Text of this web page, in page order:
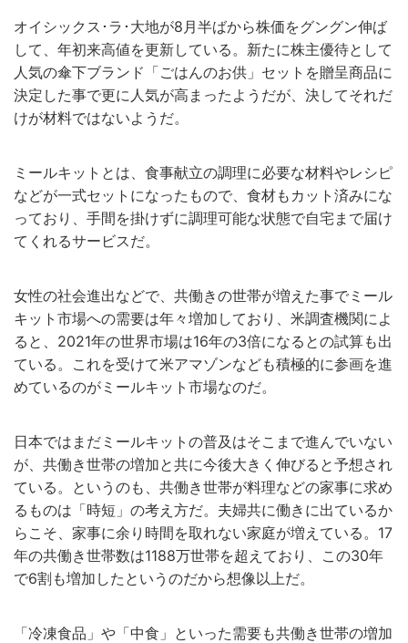
オイシックス･ラ･大地が8月半ばから株価をグングン伸ば
して、年初来高値を更新している。新たに株主優待として
人気の傘下ブランド「ごはんのお供」セットを贈呈商品に
決定した事で更に人気が高まったようだが、決してそれだ
けが材料ではないようだ。
ミールキットとは、食事献立の調理に必要な材料やレシピ
などが一式セットになったもので、食材もカット済みにな
っており、手間を掛けずに調理可能な状態で自宅まで届け
てくれるサービスだ。
女性の社会進出などで、共働きの世帯が増えた事でミール
キット市場への需要は年々増加しており、米調査機関によ
ると、2021年の世界市場は16年の3倍になるとの試算も出
ている。これを受けて米アマゾンなども積極的に参画を進
めているのがミールキット市場なのだ。
日本ではまだミールキットの普及はそこまで進んでいない
が、共働き世帯の増加と共に今後大きく伸びると予想され
ている。というのも、共働き世帯が料理などの家事に求め
るものは「時短」の考え方だ。夫婦共に働きに出ているか
らこそ、家事に余り時間を取れない家庭が増えている。17
年の共働き世帯数は1188万世帯を超えており、この30年
で6割も増加したというのだから想像以上だ。
「冷凍食品」や「中食」といった需要も共働き世帯の増加